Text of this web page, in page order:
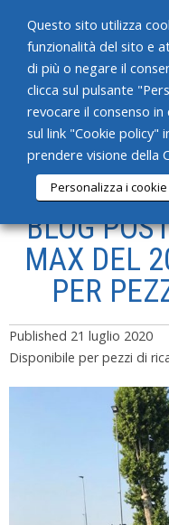
HOME
CHI SIAMO
SERVIZI
PRODOTTI
NEWS
CONTATTI
BLOG
MAX DEL
PER
Published 21 luglio 2020
Disponibile per pezzi di
Questo sito utilizza
funzionalità del sito e
di più o negare il
clicca sul pulsante
revocare il consenso
sul link "Cookie policy"
prendere visione della
Personalizza i cookie